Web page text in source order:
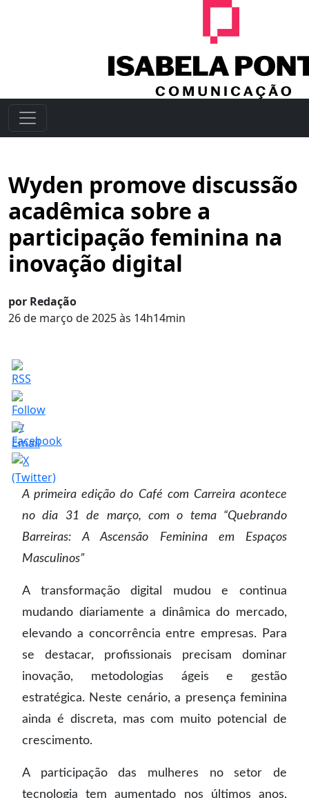
Wyden promove discussão
acadêmica sobre a
participação feminina na
inovação digital
por Redação
26 de março de 2025 às 14h14min
A primeira edição do Café com Carreira acontece
no dia 31 de março, com o tema “Quebrando
Barreiras: A Ascensão Feminina em Espaços
Masculinos”
A transformação digital mudou e continua
mudando diariamente a dinâmica do mercado,
elevando a concorrência entre empresas. Para
se destacar, profissionais precisam dominar
inovação, metodologias ágeis e gestão
estratégica. Neste cenário, a presença feminina
ainda é discreta, mas com muito potencial de
crescimento.
A participação das mulheres no setor de
tecnologia tem aumentado nos últimos anos,